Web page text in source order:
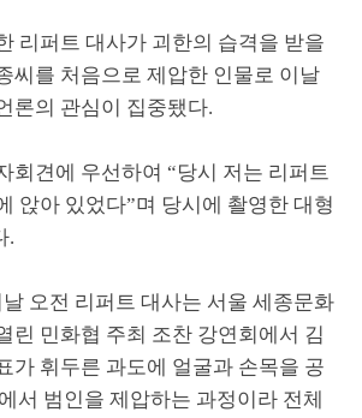
리퍼트 대사가 괴한의 습격을 받을
씨를 처음으로 제압한 인물로 이날
론의 관심이 집중됐다.
회견에 우선하여 “당시 저는 리퍼트
앉아 있었다”며 당시에 촬영한 대형
.
날 오전 리퍼트 대사는 서울 세종문화
린 민화협 주최 조찬 강연회에서 김
가 휘두른 과도에 얼굴과 손목을 공
서 범인을 제압하는 과정이라 전체